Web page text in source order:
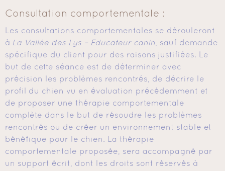
Consultation comportementale :
Les consultations comportementales se dérouleront
à La Vallée des Lys – Educateur canin , sauf demande
spécifique du client pour des raisons justifiées. Le
but de cette séance est de déterminer avec
précision les problèmes rencontrés, de décrire le
profil du chien vu en évaluation précédemment et
de proposer une thérapie comportementale
complète dans le but de résoudre les problèmes
rencontrés ou de créer un environnement stable et
bénéfique pour le chien. La thérapie
comportementale proposée, sera accompagné par
un support écrit, dont les droits sont réservés à